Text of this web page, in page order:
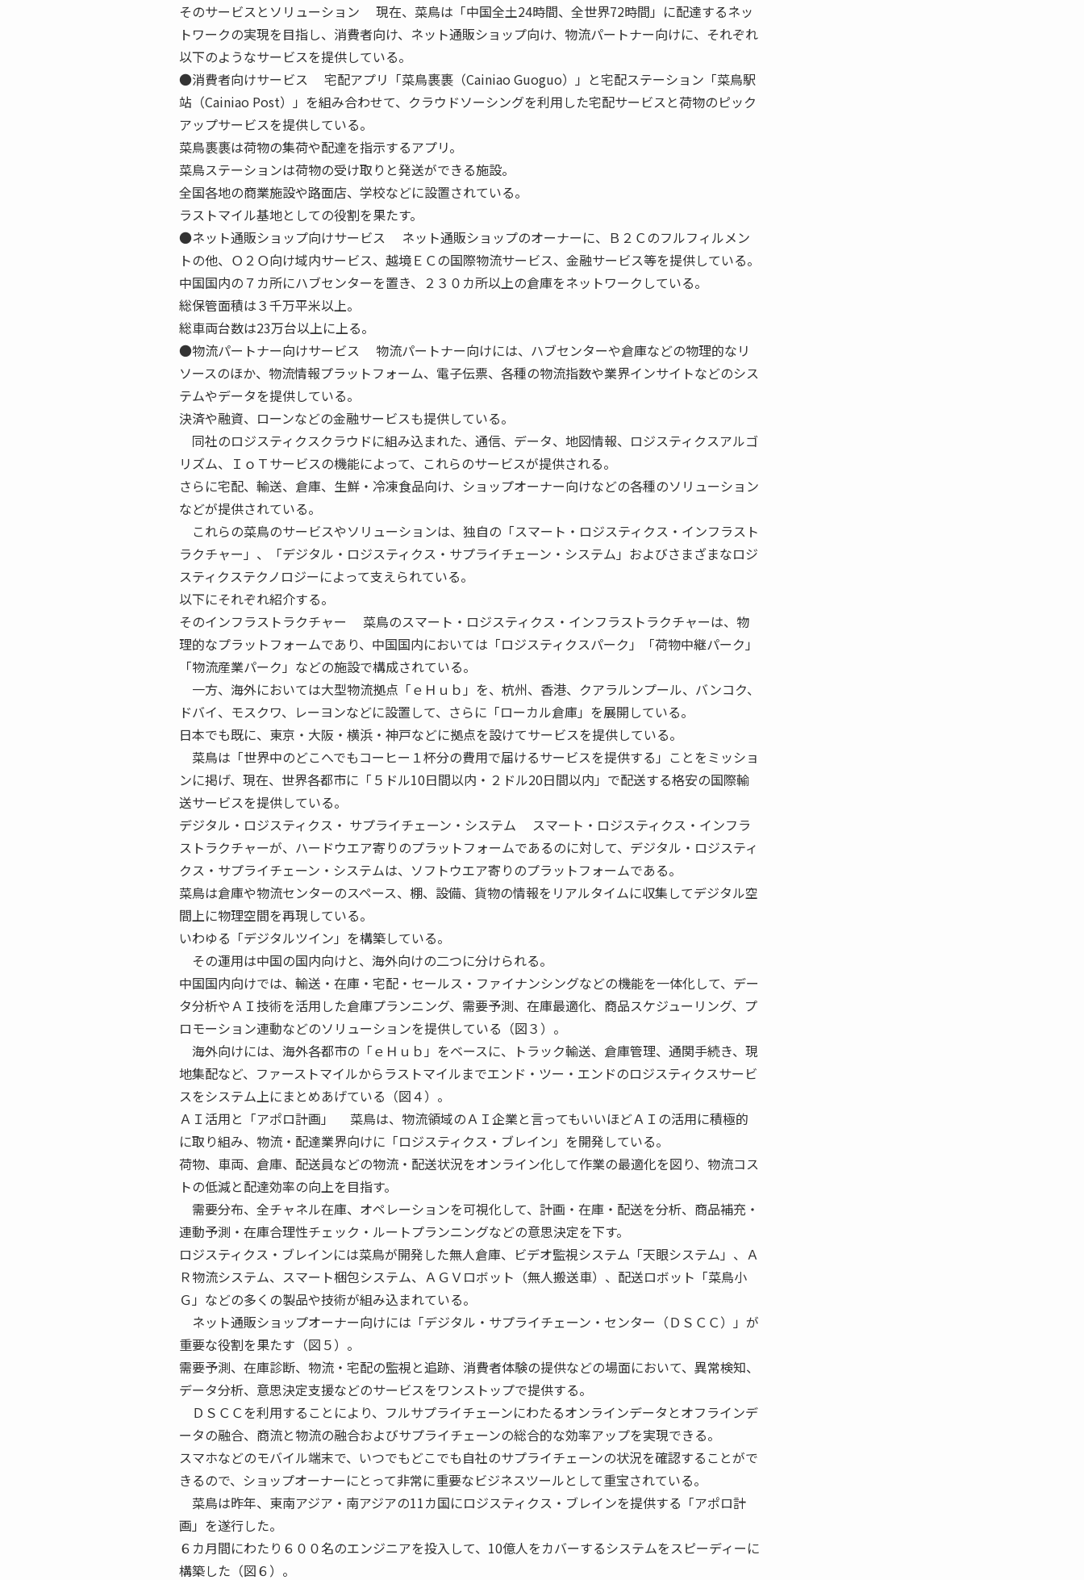
そのサービスとソリューション 現在、菜鳥は「中国全土24時間、全世界72時間」に配達するネッ
トワークの実現を目指し、消費者向け、ネット通販ショップ向け、物流パートナー向けに、それぞれ
以下のようなサービスを提供している。
●消費者向けサービス 宅配アプリ「菜鳥裹裹（Cainiao Guoguo）」と宅配ステーション「菜鳥駅
站（Cainiao Post）」を組み合わせて、クラウドソーシングを利用した宅配サービスと荷物のピック
アップサービスを提供している。
菜鳥裹裹は荷物の集荷や配達を指示するアプリ。
菜鳥ステーションは荷物の受け取りと発送ができる施設。
全国各地の商業施設や路面店、学校などに設置されている。
ラストマイル基地としての役割を果たす。
●ネット通販ショップ向けサービス ネット通販ショップのオーナーに、Ｂ２Ｃのフルフィルメン
トの他、Ｏ２Ｏ向け域内サービス、越境ＥＣの国際物流サービス、金融サービス等を提供している。
中国国内の７カ所にハブセンターを置き、２３０カ所以上の倉庫をネットワークしている。
総保管面積は３千万平米以上。
総車両台数は23万台以上に上る。
●物流パートナー向けサービス 物流パートナー向けには、ハブセンターや倉庫などの物理的なリ
ソースのほか、物流情報プラットフォーム、電子伝票、各種の物流指数や業界インサイトなどのシス
テムやデータを提供している。
決済や融資、ローンなどの金融サービスも提供している。
同社のロジスティクスクラウドに組み込まれた、通信、データ、地図情報、ロジスティクスアルゴ
リズム、ＩｏＴサービスの機能によって、これらのサービスが提供される。
さらに宅配、輸送、倉庫、生鮮・冷凍食品向け、ショップオーナー向けなどの各種のソリューション
などが提供されている。
これらの菜鳥のサービスやソリューションは、独自の「スマート・ロジスティクス・インフラスト
ラクチャー」、「デジタル・ロジスティクス・サプライチェーン・システム」およびさまざまなロジ
スティクステクノロジーによって支えられている。
以下にそれぞれ紹介する。
そのインフラストラクチャー 菜鳥のスマート・ロジスティクス・インフラストラクチャーは、物
理的なプラットフォームであり、中国国内においては「ロジスティクスパーク」「荷物中継パーク」
「物流産業パーク」などの施設で構成されている。
一方、海外においては大型物流拠点「ｅＨｕｂ」を、杭州、香港、クアラルンプール、バンコク、
ドバイ、モスクワ、レーヨンなどに設置して、さらに「ローカル倉庫」を展開している。
日本でも既に、東京・大阪・横浜・神戸などに拠点を設けてサービスを提供している。
菜鳥は「世界中のどこへでもコーヒー１杯分の費用で届けるサービスを提供する」ことをミッショ
ンに掲げ、現在、世界各都市に「５ドル10日間以内・２ドル20日間以内」で配送する格安の国際輸
送サービスを提供している。
デジタル・ロジスティクス・ サプライチェーン・システム スマート・ロジスティクス・インフラ
ストラクチャーが、ハードウエア寄りのプラットフォームであるのに対して、デジタル・ロジスティ
クス・サプライチェーン・システムは、ソフトウエア寄りのプラットフォームである。
菜鳥は倉庫や物流センターのスペース、棚、設備、貨物の情報をリアルタイムに収集してデジタル空
間上に物理空間を再現している。
いわゆる「デジタルツイン」を構築している。
その運用は中国の国内向けと、海外向けの二つに分けられる。
中国国内向けでは、輸送・在庫・宅配・セールス・ファイナンシングなどの機能を一体化して、デー
タ分析やＡＩ技術を活用した倉庫プランニング、需要予測、在庫最適化、商品スケジューリング、プ
ロモーション連動などのソリューションを提供している（図３）。
海外向けには、海外各都市の「ｅＨｕｂ」をベースに、トラック輸送、倉庫管理、通関手続き、現
地集配など、ファーストマイルからラストマイルまでエンド・ツー・エンドのロジスティクスサービ
スをシステム上にまとめあげている（図４）。
ＡＩ活用と「アポロ計画」 菜鳥は、物流領域のＡＩ企業と言ってもいいほどＡＩの活用に積極的
に取り組み、物流・配達業界向けに「ロジスティクス・ブレイン」を開発している。
荷物、車両、倉庫、配送員などの物流・配送状況をオンライン化して作業の最適化を図り、物流コス
トの低減と配達効率の向上を目指す。
需要分布、全チャネル在庫、オペレーションを可視化して、計画・在庫・配送を分析、商品補充・
連動予測・在庫合理性チェック・ルートプランニングなどの意思決定を下す。
ロジスティクス・ブレインには菜鳥が開発した無人倉庫、ビデオ監視システム「天眼システム」、Ａ
Ｒ物流システム、スマート梱包システム、ＡＧＶロボット（無人搬送車）、配送ロボット「菜鳥小
Ｇ」などの多くの製品や技術が組み込まれている。
ネット通販ショップオーナー向けには「デジタル・サプライチェーン・センター（ＤＳＣＣ）」が
重要な役割を果たす（図５）。
需要予測、在庫診断、物流・宅配の監視と追跡、消費者体験の提供などの場面において、異常検知、
データ分析、意思決定支援などのサービスをワンストップで提供する。
ＤＳＣＣを利用することにより、フルサプライチェーンにわたるオンラインデータとオフラインデ
ータの融合、商流と物流の融合およびサプライチェーンの総合的な効率アップを実現できる。
スマホなどのモバイル端末で、いつでもどこでも自社のサプライチェーンの状況を確認することがで
きるので、ショップオーナーにとって非常に重要なビジネスツールとして重宝されている。
菜鳥は昨年、東南アジア・南アジアの11カ国にロジスティクス・ブレインを提供する「アポロ計
画」を遂行した。
６カ月間にわたり６００名のエンジニアを投入して、10億人をカバーするシステムをスピーディーに
構築した（図６）。